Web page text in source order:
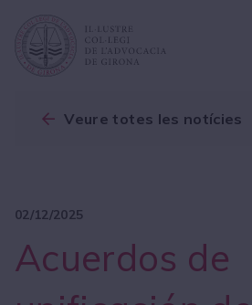
Veure totes les notícies
02/12/2025
Acuerdos de